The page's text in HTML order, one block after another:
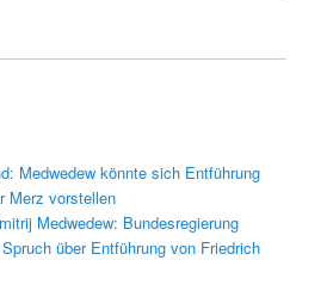
Medwedew könnte sich Entführung
Merz vorstellen
Medwedew: Bundesregierung
über Entführung von Friedrich